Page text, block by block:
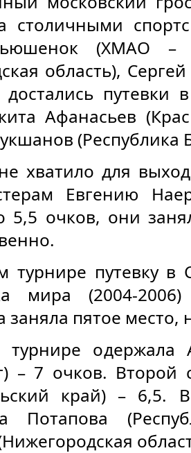
столичными
(ХМАО –
область),
путевки
Афанасьев
(Республика
хватило для
Евгению
5,5 очков, они
турнире путевку в
мира (2004-
заняла пятое место,
одержала
– 7 очков. Второй
край) – 6,5.
Потапова